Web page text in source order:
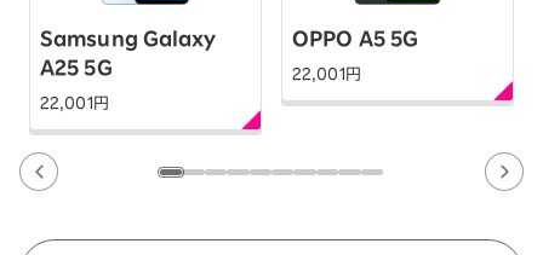
Samsung Galaxy
A25 5G
22,001 円
OPPO A5 5G
22,001 円